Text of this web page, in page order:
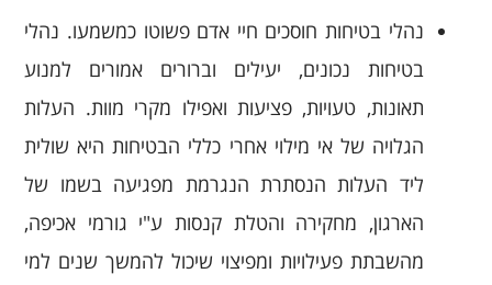
נהלי בטיחות חוסכים חיי אדם פשוטו כמשמעו. נהלי
בטיחות נכונים, יעילים וברורים אמורים למנוע
תאונות, טעויות, פציעות ואפילו מקרי מוות. העלות
הגלויה של אי מילוי אחרי כללי הבטיחות היא שולית
ליד העלות הנסתרת הנגרמת מפגיעה בשמו של
הארגון, מחקירה והטלת קנסות ע"י גורמי אכיפה,
מהשבתת פעילויות ומפיצוי שיכול להמשך שנים למי